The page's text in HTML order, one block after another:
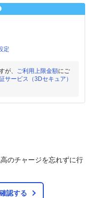
定
が、 ご利用上限金額にご
サービス（3Dセキュア）
のチャージを忘れずに行
認する